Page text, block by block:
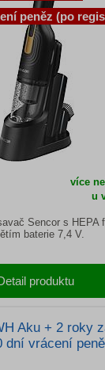
více
u
Sencor s HEPA
baterie 7,4 V.
produktu
peněz (po
Aku + 2 roky
dní vrácení